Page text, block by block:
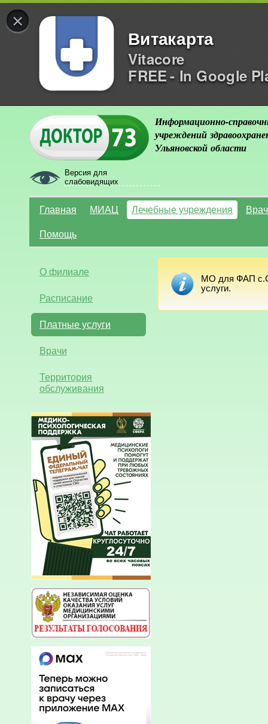
×
Витакарта
Vitacore
FREE - In Google
Версия для
слабовидящих
Информационно-
учреждений
Ульяновской области
Главная МИАЦ Лечебные учреждения
Помощь
О филиале
Расписание
Платные услуги
Врачи
Территория
обслуживания
МО для ФАП
услуги.